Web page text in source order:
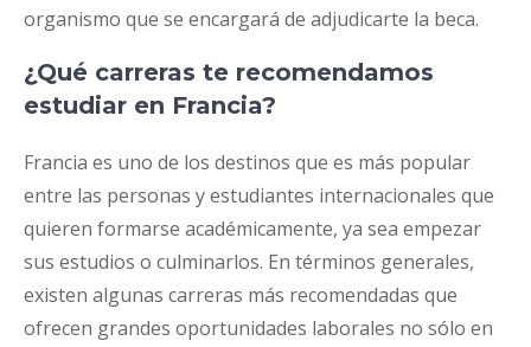
organismo que se encargará de adjudicarte la beca.
¿Qué carreras te recomendamos
estudiar en Francia?
Francia es uno de los destinos que es más popular
entre las personas y estudiantes internacionales que
quieren formarse académicamente, ya sea empezar
sus estudios o culminarlos. En términos generales,
existen algunas carreras más recomendadas que
ofrecen grandes oportunidades laborales no sólo en